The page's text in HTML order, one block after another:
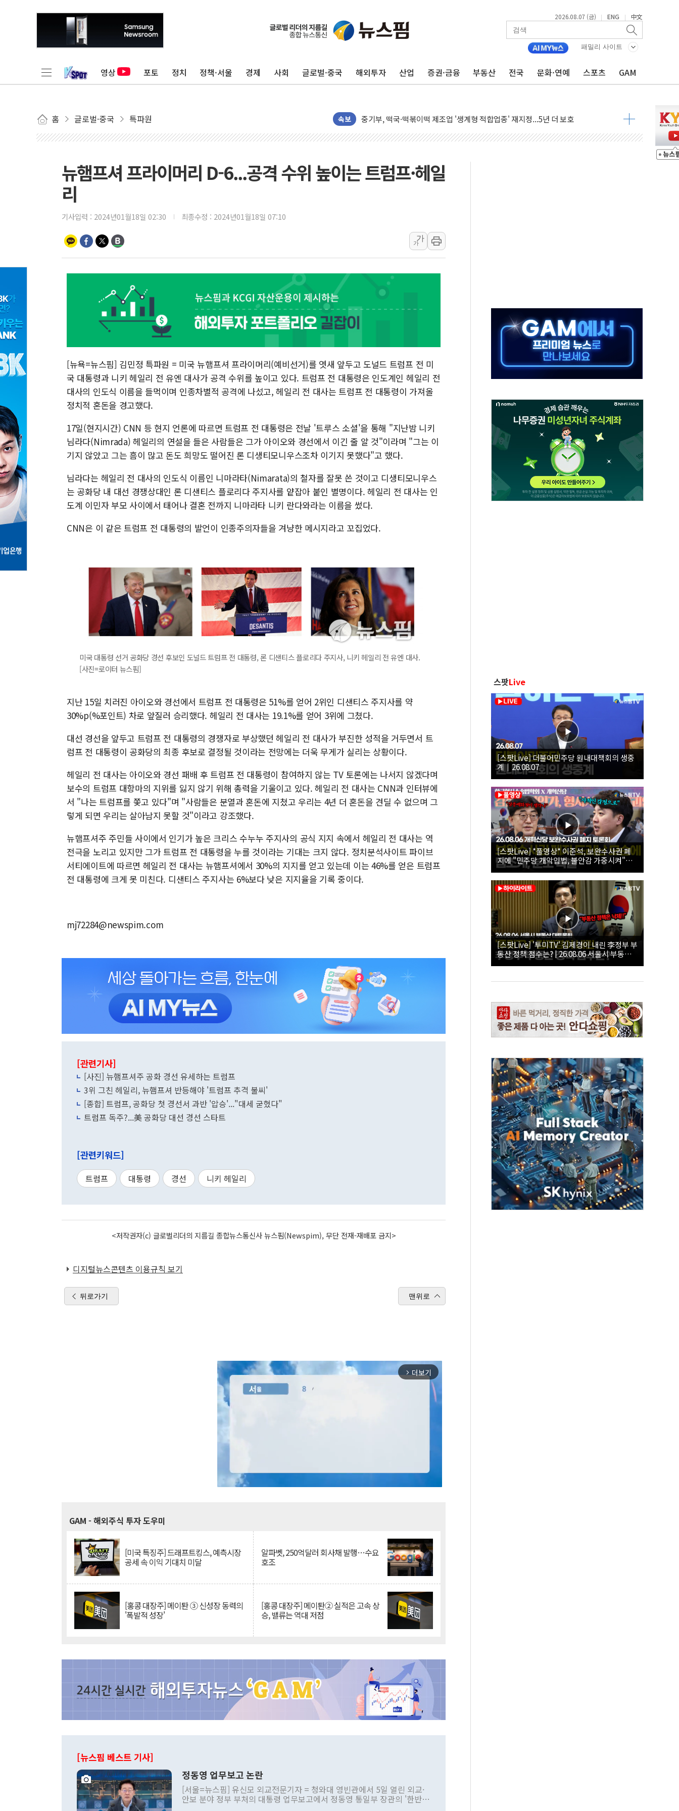
2026.08.07 (금) | ENG | 中文
패밀리 사이트
영상 포토 정치 정책·서울 경제 사회 글로벌·중국 해외투자 산업 증권·금융 부동산 전국 문화·연예 스포츠 GAM
홈 글로벌·중국 특파원 속보
오뚜기, '2026 오뚜기몰 대잔치' …경품·할인 혜택 풍성
네이버, AI 투자로 숨 고르기…매출 16% 늘고 영업이익은 제자리
풀무원푸드앤컬처, 인천공항서 '팔도음식대전'
[브라질증시] 금리 인하에도 추가 완화 불확실성에 1.2% 하락 마감
[뉴스핌 이 시각 PICK] 李, 오늘 부동산 2차 회의 外
제나벨, 배우 공승연 브랜드 모델 발탁… 부산 광안서 약국 팝업스토어 운영
트럼프 "이란전 조만간 끝날 것"…군수품 부족설 일축 "막대한 무기 보유"
현대리바트, 원가 개선으로 실적 방어…다음 과제는 '외형 확대'
뉴욕증시, 유가·금리 부담에 하락…다우 5거래일 랠리 '마침표'
이란, 오만과 호르무즈 해협 재개방 합의 막바지.."美와 직접 협상 없어"
[민주 당권주자 일정] 송영길·정청래·김민석 후보 - 8월 7일
李대통령, 오늘 오후 2시 부동산정책 2차 점검회의…주택 공급 대책 막바지 조율
뉴햄프셔 프라이머리 D-6...공격 수위 높이는 트럼프·헤일
리
기사입력 : 2024년01월18일 02:30 최종수정 : 2024년01월18일 07:10
가
가
[뉴욕=뉴스핌] 김민정 특파원 = 미국 뉴햄프셔 프라이머리(예비선거)를 엿새 앞두고 도널드 트럼프 전 미
국 대통령과 니키 헤일리 전 유엔 대사가 공격 수위를 높이고 있다. 트럼프 전 대통령은 인도계인 헤일리 전
대사의 인도식 이름을 들먹이며 인종차별적 공격에 나섰고, 헤일리 전 대사는 트럼프 전 대통령이 가져올
정치적 혼돈을 경고했다.
17일(현지시간) CNN 등 현지 언론에 따르면 트럼프 전 대통령은 전날 '트루스 소셜'을 통해 "지난밤 니키
님라다(Nimrada) 헤일리의 연설을 들은 사람들은 그가 아이오와 경선에서 이긴 줄 알 것"이라며 "그는 이
기지 않았고 그는 흠이 많고 돈도 희망도 떨어진 론 디생티모니우스조차 이기지 못했다"고 했다.
님라다는 헤일리 전 대사의 인도식 이름인 니마라타(Nimarata)의 철자를 잘못 쓴 것이고 디생티모니우스
는 공화당 내 대선 경쟁상대인 론 디샌티스 플로리다 주지사를 얕잡아 붙인 별명이다. 헤일리 전 대사는 인
도계 이민자 부모 사이에서 태어나 결혼 전까지 니마라타 니키 란다와라는 이름을 썼다.
CNN은 이 같은 트럼프 전 대통령의 발언이 인종주의자들을 겨냥한 메시지라고 꼬집었다.
미국 대통령 선거 공화당 경선 후보인 도널드 트럼프 전 대통령, 론 디샌티스 플로리다 주지사, 니키 헤일리 전 유엔 대사.
[사진=로이터 뉴스핌]
지난 15일 치러진 아이오와 경선에서 트럼프 전 대통령은 51%를 얻어 2위인 디샌티스 주지사를 약
30%p(%포인트) 차로 앞질러 승리했다. 헤일리 전 대사는 19.1%를 얻어 3위에 그쳤다.
대선 경선을 앞두고 트럼프 전 대통령의 경쟁자로 부상했던 헤일리 전 대사가 부진한 성적을 거두면서 트
럼프 전 대통령이 공화당의 최종 후보로 결정될 것이라는 전망에는 더욱 무게가 실리는 상황이다.
헤일리 전 대사는 아이오와 경선 패배 후 트럼프 전 대통령이 참여하지 않는 TV 토론에는 나서지 않겠다며
보수의 트럼프 대항마의 지위를 잃지 않기 위해 총력을 기울이고 있다. 헤일리 전 대사는 CNN과 인터뷰에
서 "나는 트럼프를 쫓고 있다"며 "사람들은 분열과 혼돈에 지쳤고 우리는 4년 더 혼돈을 견딜 수 없으며 그
렇게 되면 우리는 살아남지 못할 것"이라고 강조했다.
뉴햄프셔주 주민들 사이에서 인기가 높은 크리스 수누누 주지사의 공식 지지 속에서 헤일리 전 대사는 역
전극을 노리고 있지만 그가 트럼프 전 대통령을 누를 것이라는 기대는 크지 않다. 정치분석사이트 파이브
서티에이트에 따르면 헤일리 전 대사는 뉴햄프셔에서 30%의 지지를 얻고 있는데 이는 46%를 얻은 트럼프
전 대통령에 크게 못 미친다. 디샌티스 주지사는 6%보다 낮은 지지율을 기록 중이다.
mj72284@newspim.com
[관련기사]
[사진] 뉴햄프셔주 공화 경선 유세하는 트럼프
3위 그친 헤일리, 뉴햄프셔 반등해야 '트럼프 추격 불씨'
[종합] 트럼프, 공화당 첫 경선서 과반 '압승'..."대세 굳혔다"
트럼프 독주?...美 공화당 대선 경선 스타트
[관련키워드]
트럼프 대통령 경선 니키 헤일리
<저작권자(c) 글로벌리더의 지름길 종합뉴스통신사 뉴스핌(Newspim), 무단 전재-재배포 금지>
디지털뉴스콘텐츠 이용규칙 보기
뒤로가기 맨위로
arrow_forward_ios 더보기
GAM - 해외주식 투자 도우미
[미국 특징주] 드래프트킹스, 예측시장
공세 속 이익 기대치 미달
알파벳, 250억달러 회사채 발행…수요
호조
[홍콩 대장주] 메이퇀 ③ 신성장 동력의
'폭발적 성장'
[홍콩 대장주] 메이퇀② 실적은 고속 상
승, 밸류는 역대 저점
[뉴스핌 베스트 기사]
정동영 업무보고 논란
[서울=뉴스핌] 유신모 외교전문기자 = 청와대 영빈관에서 5일 열린 외교·
안보 분야 정부 부처의 대통령 업무보고에서 정동영 통일부 장관의 '한반도
스팟Live
[스팟Live] 더불어민주당 원내대책회의 생중
계｜26.08.07
[스팟Live] *풀영상* 이준석, 보완수사권 폐
지에 "민주당 개악입법, 불안감 가중시켜"｜
26.08.06 개혁신당 보완수사권 폐지 토론회
[스팟Live] '투미TV' 김제경이 내린 李정부 부
동산 정책 점수는? | 26.08.06 서울시 부동산
대토론회